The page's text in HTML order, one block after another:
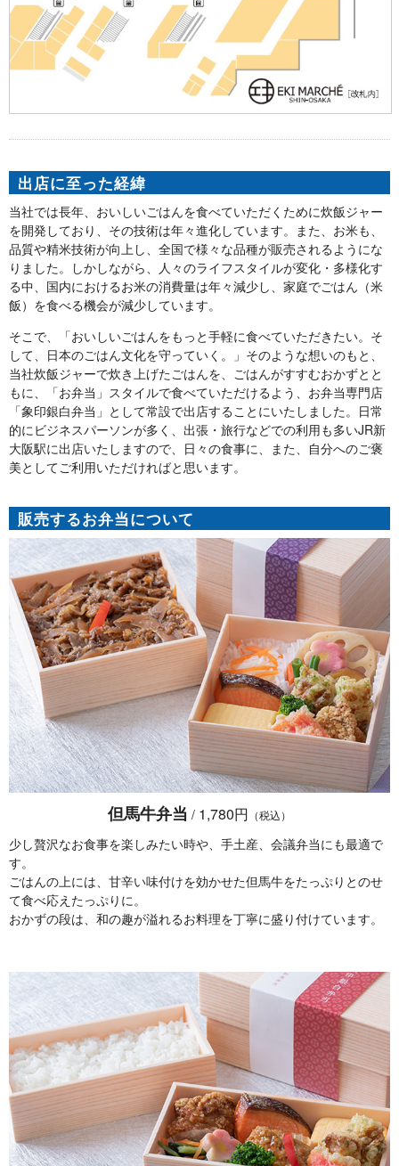
出店に至った経緯
当社では長年、おいしいごはんを食べていただくために炊飯ジャー
を開発しており、その技術は年々進化しています。また、お米も、
品質や精米技術が向上し、全国で様々な品種が販売されるようにな
りました。しかしながら、人々のライフスタイルが変化・多様化す
る中、国内におけるお米の消費量は年々減少し、家庭でごはん（米
飯）を食べる機会が減少しています。
そこで、「おいしいごはんをもっと手軽に食べていただきたい。そ
して、日本のごはん文化を守っていく。」そのような想いのもと、
当社炊飯ジャーで炊き上げたごはんを、ごはんがすすむおかずとと
もに、「お弁当」スタイルで食べていただけるよう、お弁当専門店
「象印銀白弁当」として常設で出店することにいたしました。日常
的にビジネスパーソンが多く、出張・旅行などでの利用も多いJR新
大阪駅に出店いたしますので、日々の食事に、また、自分へのご褒
美としてご利用いただければと思います。
販売するお弁当について
但馬牛弁当 / 1,780円 （税込）
少し贅沢なお食事を楽しみたい時や、手土産、会議弁当にも最適で
す。
ごはんの上には、甘辛い味付けを効かせた但馬牛をたっぷりとのせ
て食べ応えたっぷりに。
おかずの段は、和の趣が溢れるお料理を丁寧に盛り付けています。